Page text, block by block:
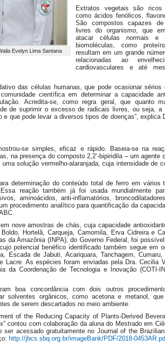
Evelyn Lima Santana
Extratos vegetais são ricos
como ácidos fenólicos,
São compostos capazes
livres do organismo, que
atacar células normais e
biomoléculas, como
resultam em um grande
relacionadas ao
cardiovasculares e até
das células humanas, que pode ocasionar
científica em determinar a capacidade
Acredita-se, como regra geral, que quanto
de suprimir o excesso de radicais livres, ou seja, a
que pode levar a diversos tipos de doenças”, explica
se simples, eficaz e rápido. Baseia-se na
na presença do composto 2,2’-bipiridila – um agente
solução vermelho-alaranjada, cuja intensidade de
determinação do conteúdo total de ferro em vários
reação também já foi usada mundialmente
aminoácidos, anti-inflamatórios,
procedimento analítico para quantificação da
nove amostras de chás, cuja capacidade
Hortelã, Carqueja, Camomila, Erva Cidreira e
da Amazônia (INPA), do Governo Federal, foi
potencial benéfico identificado também segue em
Escada de Jabuti, Acariquara, Tanchagem,
Lacre. As espécies foram enviadas pela Dra. Cecilia
da Coordenação de Tecnologia e Inovação (COTI-
boa concordância com dois outros
solventes orgânicos, como acetona e metanol, que
de serem descartados no meio ambiente.
of the Reducing Capacity of Plants-Derived
contou com colaboração da aluna do Mestrado em
ser acessado gratuitamente no Journal of the
http://jbcs.sbq.org.br/imageBank/PDF/2018-